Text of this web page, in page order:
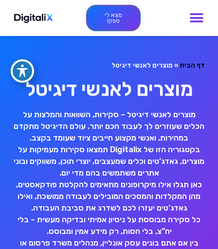
מצא לי
ספק!
דף הבית» מוצרים לאנשי דיגיטל
מוצרים לאנשי דיגיטל
מוצרים לאנשי דיגיטל – סקירות, השוואות והמלצות על
הכלים שעוזרים לך לעבוד חכם יותר. עולם הדיגיטל מתקדם
במהירות, ואנשי מקצוע חייבים ציוד שעומד בקצב.
בקטגוריה הזו של Digitalix תמצאו סקירות מעמיקות על
מוצרים, גאדג’טים וכלים שמעצבים, יוצרי תוכן, משווקים ובוני
אתרים משתמשים בהם מדי יום.
כאן תגלו אילו מיקרופונים מתאימים להקלטת פודקאסטים,
מהן המקלדות והמסכים המובילים לעבודה ממושכת, ואילו
גאדג’טים יעזרו לכם לשדרג את סביבת העבודה.
כל סקירה מבוססת על ניסיון אמיתי ובדיקה מעשית – בלי
יח”צ, בלי חסות, רק מידע אמין ומבוסס.
בין אם אתם בונים עסק אונליין, מנהלים משרד פרסום או